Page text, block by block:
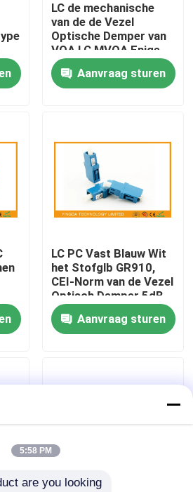
Box
LC de mechanische
van de de Vezel
Optische Demper van
VOA LC MVOA Enige
Wijze voor EDFA-
Machtsversterker
Aanvraag sturen
LC PC Vast Blauw Wit
het Stofglb GR910,
CEI-Norm van de Vezel
Optisch Demper 5dB
Aanvraag sturen
5:58 PM
are you looking